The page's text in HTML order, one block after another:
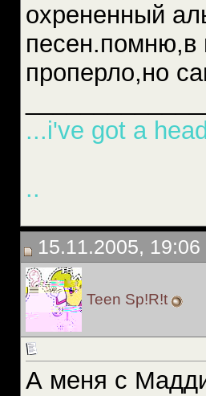
охрененный
песен.помню,в
проперло,но
...i've got a
..
15.11.2005, 19:06
Teen Sp!R!t
А меня с